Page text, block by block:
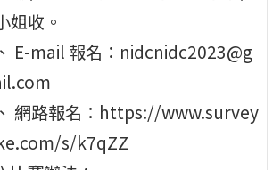
姐收。
E-mail 報名：nidcnidc2023@g
網路報名：https://www.survey
s/k7qZZ